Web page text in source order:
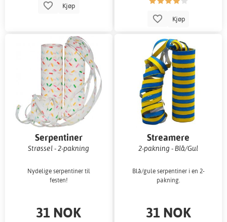
Kjøp
Kjøp
Serpentiner
Strøssel - 2-pakning
Nydelige serpentiner til
festen!
31 NOK
Streamere
2-pakning - Blå/Gul
Blå/gule serpentiner i en 2-
pakning.
31 NOK